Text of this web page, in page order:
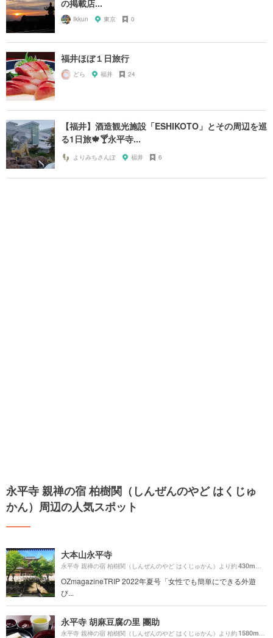
の掲載店...
Ikkun 東京 0
福井ほぼ１日旅行
どら 福井 24
【福井】酒造観光施設「ESHIKOTO」とその周辺を巡
る1日旅🍁🍸永平寺...
よりみちさんぽ 福井 6
永平寺 親禅の宿 柏樹関（しんぜんのやど はくじゅ
かん）周辺の人気スポット
大本山永平寺
永平寺 親禅の宿 柏樹関（しんぜんのやど はくじゅかん）より約430m （徒
OZmagazineTRIP 2022年夏号「女性でも簡単にできる外遊
び...
永平寺 胡麻豆腐の里 團助
永平寺 親禅の宿 柏樹関（しんぜんのやど はくじゅかん）より約1580m （